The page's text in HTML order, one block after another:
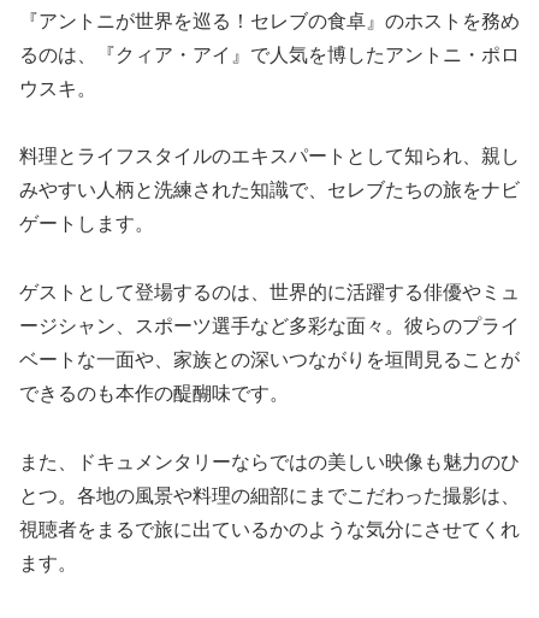
『アントニが世界を巡る！セレブの食卓』のホストを務め
るのは、『クィア・アイ』で人気を博したアントニ・ポロ
ウスキ。
料理とライフスタイルのエキスパートとして知られ、親し
みやすい人柄と洗練された知識で、セレブたちの旅をナビ
ゲートします。
ゲストとして登場するのは、世界的に活躍する俳優やミュ
ージシャン、スポーツ選手など多彩な面々。彼らのプライ
ベートな一面や、家族との深いつながりを垣間見ることが
できるのも本作の醍醐味です。
また、ドキュメンタリーならではの美しい映像も魅力のひ
とつ。各地の風景や料理の細部にまでこだわった撮影は、
視聴者をまるで旅に出ているかのような気分にさせてくれ
ます。